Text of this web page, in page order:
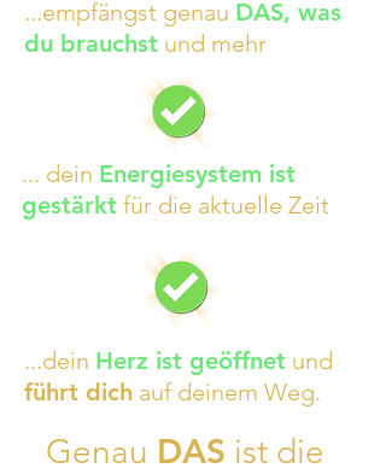
...empfängst genau DAS, was
du brauchst und mehr
... dein Energiesystem ist
gestärkt für die aktuelle Zeit
...dein Herz ist geöffnet und
führt dich auf deinem Weg.
Genau DAS ist die